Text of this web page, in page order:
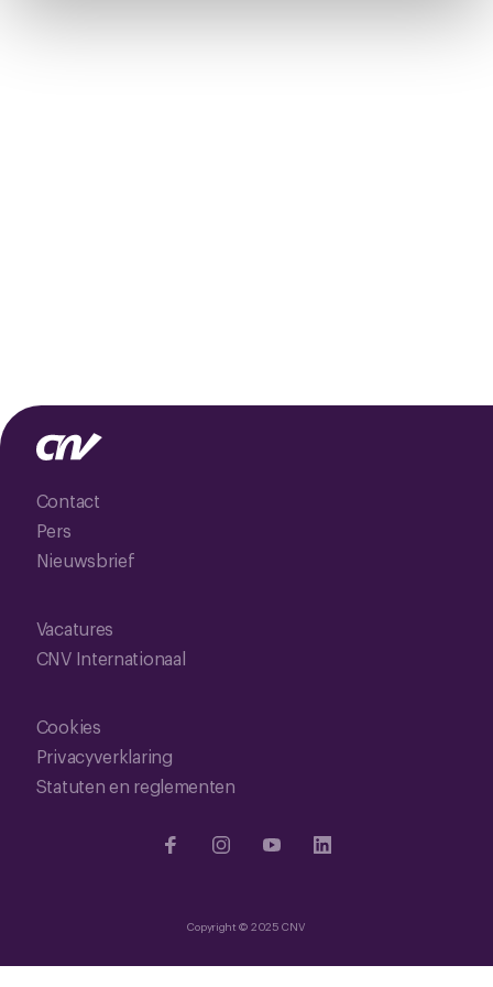
Contact
Pers
Nieuwsbrief
Vacatures
CNV Internationaal
Cookies
Privacyverklaring
Statuten en reglementen
Copyright © 2025 CNV